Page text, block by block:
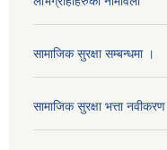
सामाजिक सुरक्षा सम्बन्धमा ।
सामाजिक सुरक्षा भत्ता